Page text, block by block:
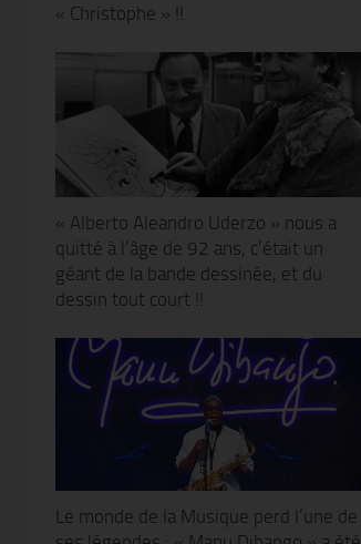
« Christophe » !!
« Alberto Aleandro Uderzo » nous a
quitté à l’âge de 92 ans, c’était un
géant de la bande dessinée, et du
dessin tout court !!
Le monde de la Musique perd l’une de